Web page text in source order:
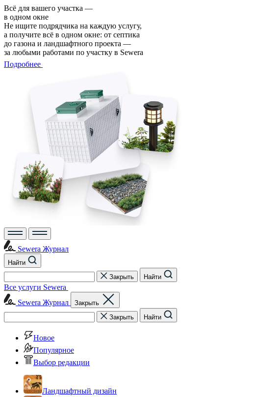
Всё для вашего участка —
в одном окне
Не ищите подрядчика на каждую услугу,
а получите всё в одном окне: от септика
до газона и ландшафтного проекта —
за любыми работами по участку в Sewera
Подробнее
Sewera Журнал
Найти
Закрыть
Найти
Все услуги Sewera
Sewera Журнал
Закрыть
Закрыть
Найти
Новое
Популярное
Выбор редакции
Ландшафтный дизайн